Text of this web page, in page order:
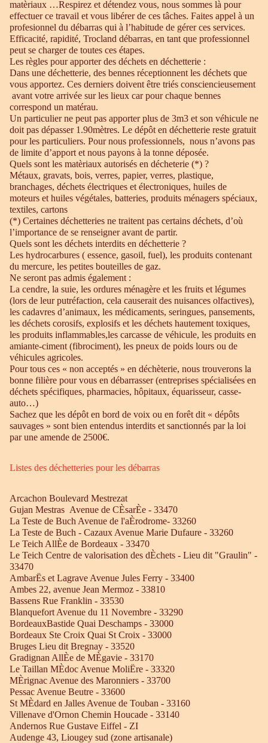
matèriaux …Respirez et détendez vous, nous sommes là pour
effectuer ce travail et vous libérer de ces tâches. Faites appel à un
profesionnel du débarras qui à l’habitude de gérer ces services.
Efficacité, rapidité, Trocland débarras, en tant que professionnel
peut se charger de toutes ces étapes.
Les règles pour apporter des déchets en déchetterie :
Dans une déchetterie, des bennes réceptionnent les déchets que
vous apportez. Ces derniers doivent être triés consciencieusement
avant votre arrivée sur les lieux car pour chaque bennes
correspond un matérau.
Un particulier ne peut pas apporter plus de 3m3 et son véhicule ne
doit pas dépasser 1.90mètres. Le dépôt en déchetterie reste gratuit
pour les particuliers. Pour nous professionnels, nous n’avons pas
de limite d’apport et nous payons à la tonne déposée.
Quels sont les matèriaux autorisés en décheterie (*) ?
Métaux, gravats, bois, verres, papier, verres, plastique,
branchages, déchets électriques et électroniques, huiles de
moteurs et huiles végétales, batteries, produits ménagers spéciaux,
textiles, cartons
(*) Certaines déchetteries ne traitent pas certains déchets, d’où
l’importance de se renseigner avant de partir.
Quels sont les déchets interdits en déchetterie ?
Les hydrocarbures ( essence, gasoil, fuel), les produits contenant
du mercure, les petites bouteilles de gaz.
Ne seront pas admis également :
La cendre, la suie, les ordures ménagère et les fruits et légumes
(lors de leur putréfaction, cela causerait des nuisances olfactives),
les cadavres d’animaux, les médicaments, seringues, pansements,
les déchets corosifs, explosifs et les déchets hautement toxiques,
les produits inflammables,les carcasse de véhicule, les produits en
amiante-ciment (fibrociment), les pneux de poids lours ou de
véhicules agricoles.
Pour tous ces « non acceptés » en déchèterie, nous trouverons la
bonne filière pour vous en débarrasser (entreprises spécialisées en
déchets spécifiques, pharmacies, hôpitaux, équarisseur, casse-
auto…)
Sachez que les dépôt en bord de voix ou en forêt dit « dépôts
sauvages » sont bien entendus interdits et sanctionnés par la loi
par une amende de 2500€.
Listes des déchetteries pour les débarras
Arcachon Boulevard Mestrezat
Gujan Mestras Avenue de CÈsarÈe - 33470
La Teste de Buch Avenue de l'aÈrodrome- 33260
La Teste de Buch - Cazaux Avenue Marie Dufaure - 33260
Le Teich AllÈe de Bordeaux - 33470
Le Teich Centre de valorisation des dÈchets - Lieu dit "Graulin" -
33470
AmbarËs et Lagrave Avenue Jules Ferry - 33400
Ambes 22, avenue Jean Mermoz - 33810
Bassens Rue Franklin - 33530
Blanquefort Avenue du 11 Novembre - 33290
BordeauxBastide Quai Deschamps - 33000
Bordeaux Ste Croix Quai St Croix - 33000
Bruges Lieu dit Bregnay - 33520
Gradignan AllÈe de MÈgavie - 33170
Le Taillan MÈdoc Avenue MoliËre - 33320
MÈrignac Avenue des Maronniers - 33700
Pessac Avenue Beutre - 33600
St MÈdard en Jalles Avenue de Touban - 33160
Villenave d'Ornon Chemin Houcade - 33140
Andernos Rue Gustave Eiffel - ZI
Audenge 43, Liougey sud (zone artisanale)